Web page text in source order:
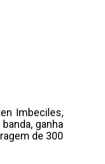
Imbeciles,
ganha
de 300